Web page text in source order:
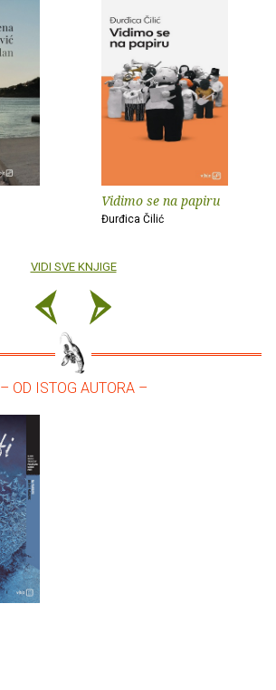
Vidimo se na papiru
Đurđica Čilić
VIDI SVE KNJIGE
– OD ISTOG AUTORA –